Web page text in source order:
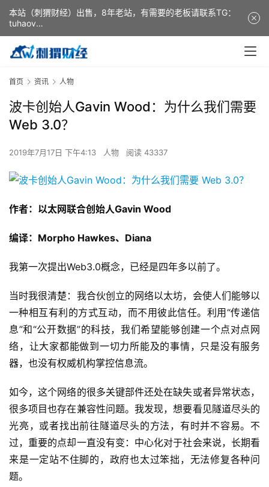
首页 资讯 人物
波卡创始人Gavin Wood：为什么我们需要
Web 3.0？
2019年7月17日 下午4:13 人物 阅读 43337
作者：以太网联合创始人Gavin Wood
编译：Morpho Hawkes、Diana
我第一次提出Web3.0概念，已经是四年多以前了。
当时我很清楚：我合伙创立的网络以太坊，会使人们能够以
一种相互有利的方式互动，而不用彼此信任。利用“传递信
息”和“公开数据”的科技，我们希望能够创建一个点对点网
络，让大家都能做到一切力所能及的事情，只是没有服务
器，也没有权威机构掌控信息流。
如今，这个网络的很多关键部件还处在缺失或者异常状态，
很多项目也存在兼容性问题。我发现，想要看见隧道尽头的
光亮，或者找出前往隧道尽头的方法，有时并不容易。不
过，重要的点却一直没有变：中心化对于社会来说，长期看
来是一定站不住脚的，政府也太过笨拙，无法修复各种问
题。
本站（刺猬财经）出售，8年老站，有需要的老板请联系TG：
tuhaov
This website (ciweicaijing) is for sale. It is a 8-year-old
website. If you need it, please contact TG: tuhaov